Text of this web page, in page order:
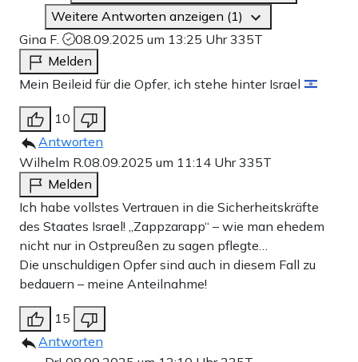
Weitere Antworten anzeigen (1)
Gina F.
08.09.2025 um 13:25 Uhr335T
Melden
Mein Beileid für die Opfer, ich stehe hinter Israel
10
Antworten
Wilhelm R.08.09.2025 um 11:14 Uhr335T
Melden
Ich habe vollstes Vertrauen in die Sicherheitskräfte
des Staates Israel! „Zappzarapp“ – wie man ehedem
nicht nur in Ostpreußen zu sagen pflegte…
Die unschuldigen Opfer sind auch in diesem Fall zu
bedauern – meine Anteilnahme!
15
Antworten